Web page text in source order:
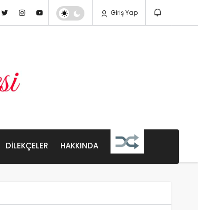
Giriş Yap
DILEKÇELER HAKKINDA